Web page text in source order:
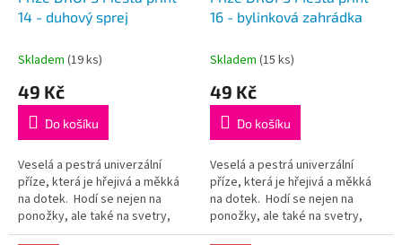
14 - duhový sprej
Skladem (19 ks)
49 Kč
Do košíku
Veselá a pestrá univerzální
příze, která je hřejivá a měkká
na dotek. Hodí se nejen na
ponožky, ale také na svetry,
kardigany či čepice! Složení:
16 - bylinková zahrádka
Skladem (15 ks)
49 Kč
Do košíku
Veselá a pestrá univerzální
příze, která je hřejivá a měkká
na dotek. Hodí se nejen na
ponožky, ale také na svetry,
kardigany či čepice! Složení: